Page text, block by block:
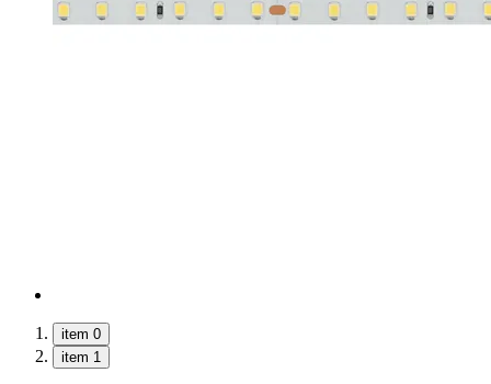
item 0
item 1